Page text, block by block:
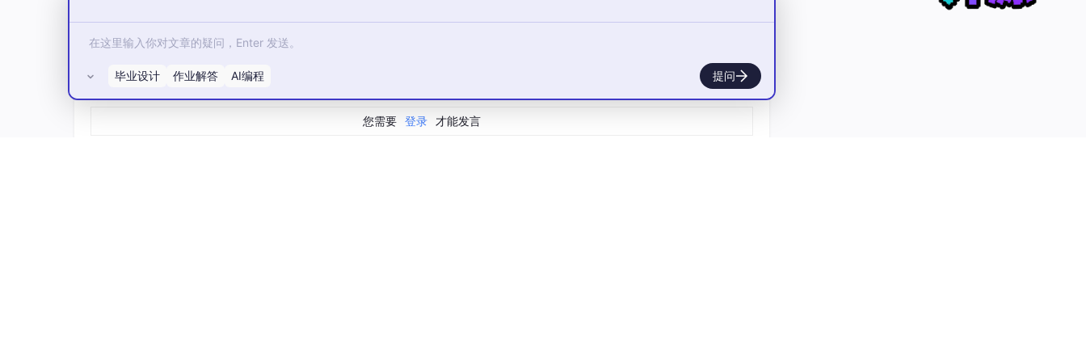
RKU的价值，正是给剪枝配上了一副眼镜。它让我们看到了模型内部的能量流动图景——哪些神经元在推理时真正发
自乐，而是决定着模型能否从云端走进手机、走进眼镜、走进工厂的真正门槛。
毕竟，一个跑不动的聪明模型，和一个跑得飞快的笨模型，用户都不会买单。RKU和它所代表的"推理感知压缩"路
线，试图在这两者之间劈出一条新路。这条路才刚开工，但方向值得认真看。
所有评论(0)
您需要 登录 才能发言
毕业设计 作业解答 AI编程 提问